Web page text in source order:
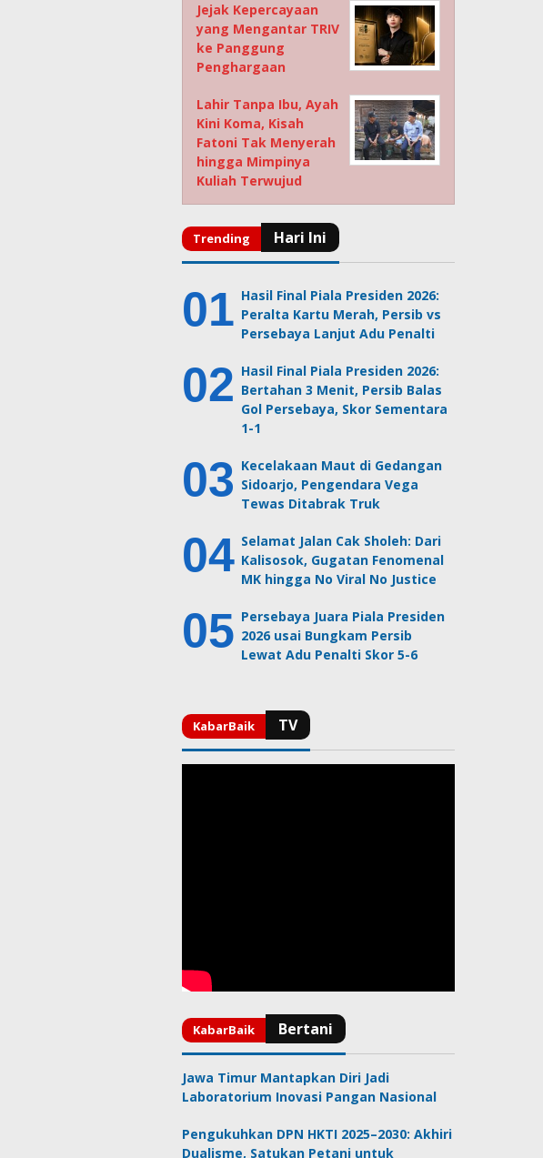
Jejak Kepercayaan
yang Mengantar TRIV
ke Panggung
Penghargaan
Lahir Tanpa Ibu, Ayah
Kini Koma, Kisah
Fatoni Tak Menyerah
hingga Mimpinya
Kuliah Terwujud
Hasil Final Piala Presiden 2026:
Peralta Kartu Merah, Persib vs
Persebaya Lanjut Adu Penalti
Hasil Final Piala Presiden 2026:
Bertahan 3 Menit, Persib Balas
Gol Persebaya, Skor Sementara
1-1
Kecelakaan Maut di Gedangan
Sidoarjo, Pengendara Vega
Tewas Ditabrak Truk
Selamat Jalan Cak Sholeh: Dari
Kalisosok, Gugatan Fenomenal
MK hingga No Viral No Justice
Persebaya Juara Piala Presiden
2026 usai Bungkam Persib
Lewat Adu Penalti Skor 5-6
Jawa Timur Mantapkan Diri Jadi
Laboratorium Inovasi Pangan Nasional
Pengukuhkan DPN HKTI 2025–2030: Akhiri
Dualisme, Satukan Petani untuk